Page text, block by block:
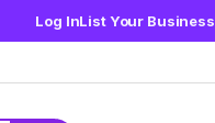
Log InList Your Business